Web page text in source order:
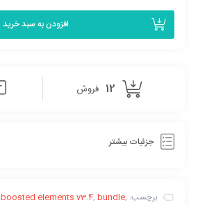
افزودن به سبد خرید
12 فروش
جزئیات بیشتر
برچسب: boosted elements v3.4, bundle,